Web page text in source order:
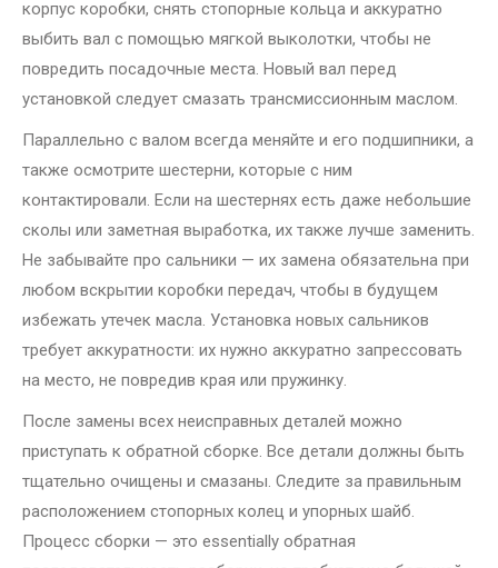
корпус коробки, снять стопорные кольца и аккуратно
выбить вал с помощью мягкой выколотки, чтобы не
повредить посадочные места. Новый вал перед
установкой следует смазать трансмиссионным маслом.
Параллельно с валом всегда меняйте и его подшипники, а
также осмотрите шестерни, которые с ним
контактировали. Если на шестернях есть даже небольшие
сколы или заметная выработка, их также лучше заменить.
Не забывайте про сальники — их замена обязательна при
любом вскрытии коробки передач, чтобы в будущем
избежать утечек масла. Установка новых сальников
требует аккуратности: их нужно аккуратно запрессовать
на место, не повредив края или пружинку.
После замены всех неисправных деталей можно
приступать к обратной сборке. Все детали должны быть
тщательно очищены и смазаны. Следите за правильным
расположением стопорных колец и упорных шайб.
Процесс сборки — это essentially обратная